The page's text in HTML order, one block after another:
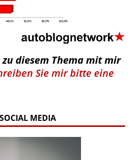
diesem Thema mit mir
Sie mir bitte eine
MEDIA